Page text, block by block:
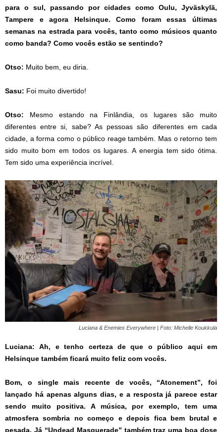
para o sul, passando por cidades como Oulu, Jyväskylä,
Tampere e agora Helsinque. Como foram essas últimas
semanas na estrada para vocês, tanto como músicos quanto
como banda? Como vocês estão se sentindo?
Otso: Muito bem, eu diria.
Sasu: Foi muito divertido!
Otso: Mesmo estando na Finlândia, os lugares são muito
diferentes entre si, sabe? As pessoas são diferentes em cada
cidade, a forma como o público reage também. Mas o retorno tem
sido muito bom em todos os lugares. A energia tem sido ótima.
Tem sido uma experiência incrível.
Luciana & Enemies Everywhere | Foto: Michelle Koukkula
Luciana:
Ah, e tenho certeza de que o público aqui em
Helsinque também ficará muito feliz com vocês.
Bom, o single mais recente de vocês, “Atonement”, foi
lançado há apenas alguns dias, e a resposta já parece estar
sendo muito positiva. A música, por exemplo, tem uma
atmosfera sombria no começo e depois fica bem brutal e
pesada. Já “Undead Masquerade” também traz uma boa dose